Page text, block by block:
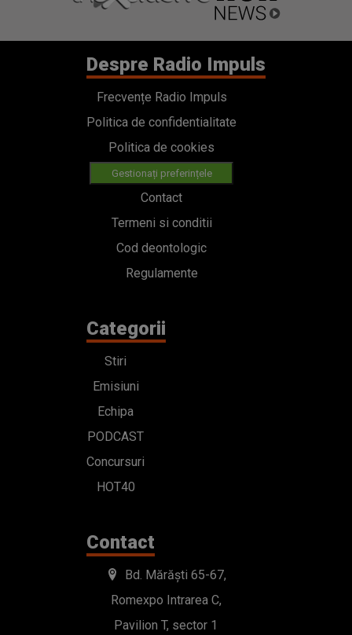
Despre Radio Impuls
Frecvențe Radio Impuls
Politica de confidentialitate
Politica de cookies
Gestionați preferințele
Contact
Termeni si conditii
Cod deontologic
Regulamente
Categorii
Stiri
Emisiuni
Echipa
PODCAST
Concursuri
HOT40
Contact
Bd. Mărăști 65-67,
Romexpo Intrarea C,
Pavilion T, sector 1